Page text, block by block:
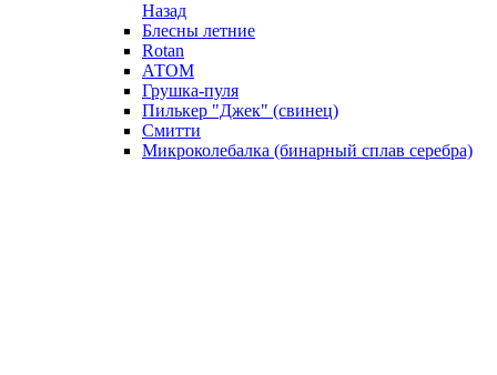
Назад
Блесны летние
Rotan
АТОМ
Грушка-пуля
Пилькер "Джек" (свинец)
Смитти
Микроколебалка (бинарный сплав серебра)